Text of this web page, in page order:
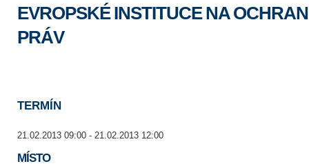
EVROPSKÉ INSTITUCE NA
PRÁV
TERMÍN
21.02.2013 09:00 - 21.02.2013 12:00
MÍSTO